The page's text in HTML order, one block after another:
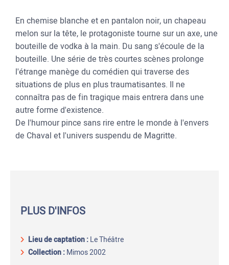
En chemise blanche et en pantalon noir, un chapeau
melon sur la tête, le protagoniste tourne sur un axe, une
bouteille de vodka à la main. Du sang s'écoule de la
bouteille. Une série de très courtes scènes prolonge
l'étrange manège du comédien qui traverse des
situations de plus en plus traumatisantes. Il ne
connaîtra pas de fin tragique mais entrera dans une
autre forme d'existence.
De l'humour pince sans rire entre le monde à l'envers
de Chaval et l'univers suspendu de Magritte.
PLUS D'INFOS
Lieu de captation:Le Théâtre
Collection :Mimos 2002